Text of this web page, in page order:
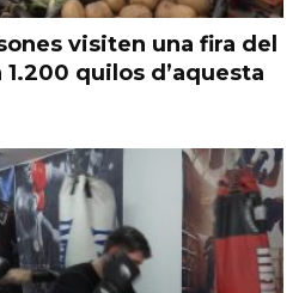
visiten una fira del
quilos d’aquesta